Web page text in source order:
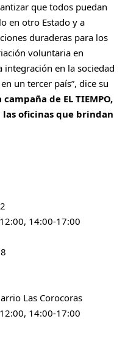
que todos puedan
en otro Estado y a
duraderas para los
voluntaria en
integración en la sociedad
un tercer país”, dice su
de EL TIEMPO,
las oficinas que brindan
14:00-17:00
Las Corocoras
14:00-17:00